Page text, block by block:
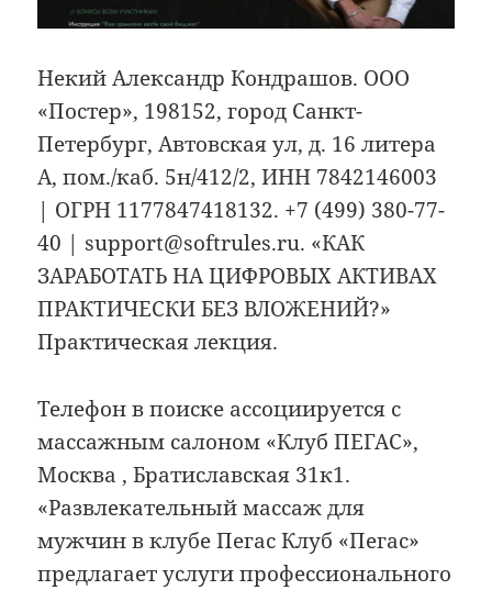
Некий Александр Кондрашов. ООО
«Постер», 198152, город Санкт-
Петербург, Автовская ул, д. 16 литера
А, пом./каб. 5н/412/2, ИНН 7842146003
| ОГРН 1177847418132. +7 (499) 380-77-
40 | support@softrules.ru. «КАК
ЗАРАБОТАТЬ НА ЦИФРОВЫХ АКТИВАХ
ПРАКТИЧЕСКИ БЕЗ ВЛОЖЕНИЙ?»
Практическая лекция.
Телефон в поиске ассоциируется с
массажным салоном «Клуб ПЕГАС»,
Москва , Братиславская 31к1.
«Развлекательный массаж для
мужчин в клубе Пегас Клуб «Пегас»
предлагает услуги профессионального